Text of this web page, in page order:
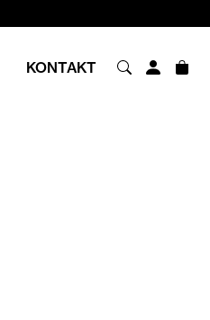
KONTAKT